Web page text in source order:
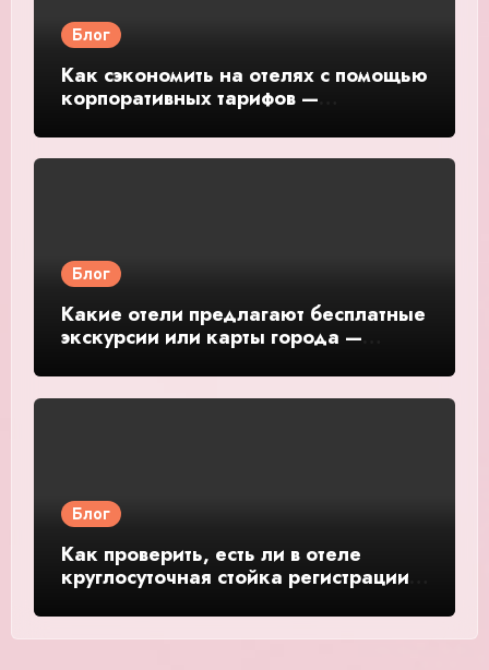
Блог
Как сэкономить на отелях с помощью
корпоративных тарифов —
Блог
Какие отели предлагают бесплатные
экскурсии или карты города —
Блог
Как проверить, есть ли в отеле
круглосуточная стойка регистрации